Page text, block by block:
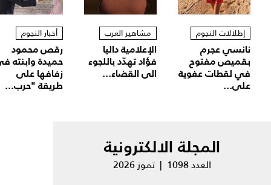
إطلالات النجوم
نانسي عجرم
بقميص مفتوح
في لقطات عفوية
على...
مشاهير العرب
الإعلامية داليا
فؤاد تهدّد باللجوء
الى القضاء...
أخبار النجوم
رقص محمود
حميدة وابنته
زفافها على
طريقة "حرب...
المجلة الالكترونية
العدد 1098 | تموز 2026